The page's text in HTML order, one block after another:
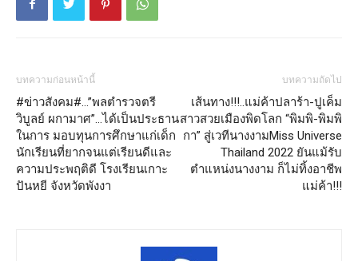
บทความก่อนหน้านี้
#ข่าวสังคม#…”พลตำรวจตรี
วิบูลย์ ผกามาศ”…ได้เป็นประธาน
ในการ มอบทุนการศึกษาแก่เด็ก
นักเรียนที่ยากจนแต่เรียนดีและ
ความประพฤติดี โรงเรียนเกาะ
ปันหยี จังหวัดพังงา
บทความถัดไป
เส้นทาง!!!..แม่ค้าปลาร้า-ปูเค็ม
สาวสวยเมืองพิดโลก “พิมพิ-พิมพิ
กา” สู่เวทีนางงามMiss Universe
Thailand 2022 ยันแม้รับ
ตำแหน่งนางงาม ก็ไม่ทิ้งอาชีพ
แม่ค้า!!!